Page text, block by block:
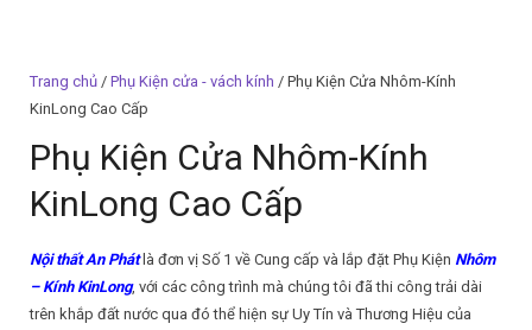
Trang chủ / Phụ Kiện cửa - vách kính / Phụ Kiện Cửa Nhôm-Kính
KinLong Cao Cấp
Phụ Kiện Cửa Nhôm-Kính
KinLong Cao Cấp
Nội thất An Phátlà đơn vị Số 1 về Cung cấp và lắp đặt Phụ Kiện Nhôm
– Kính KinLong, với các công trình mà chúng tôi đã thi công trải dài
trên khắp đất nước qua đó thể hiện sự Uy Tín và Thương Hiệu của